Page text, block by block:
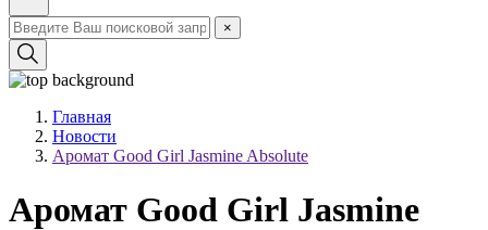
×
Главная
Новости
Аромат Good Girl Jasmine Absolute
Аромат Good Girl Jasmine